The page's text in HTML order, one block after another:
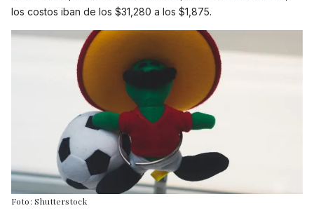
los costos iban de los $31,280 a los $1,875.
Foto: Shutterstock